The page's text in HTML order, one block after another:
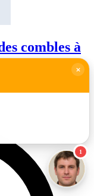
combles à
1